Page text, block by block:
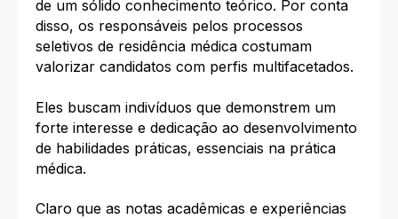
de um sólido conhecimento teórico. Por conta
disso, os responsáveis pelos processos
seletivos de residência médica costumam
valorizar candidatos com perfis multifacetados.
Eles buscam indivíduos que demonstrem um
forte interesse e dedicação ao desenvolvimento
de habilidades práticas, essenciais na prática
médica.
Claro que as notas acadêmicas e experiências